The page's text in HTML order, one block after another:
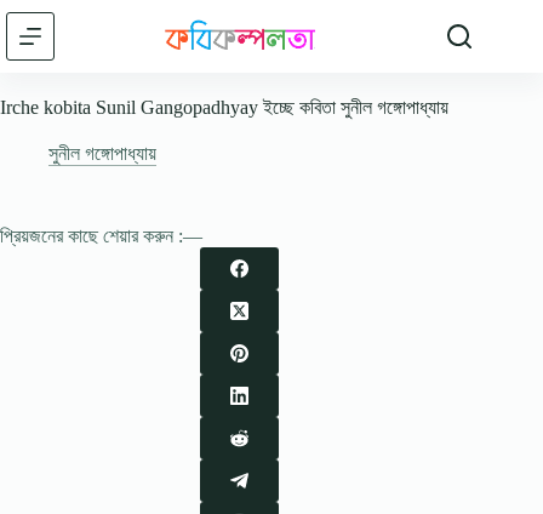
Skip
content
Irche kobita Sunil Gangopadhyay ইচ্ছে কবিতা সুনীল গঙ্গোপাধ্যায়
সুনীল গঙ্গোপাধ্যায়
প্রিয়জনের কাছে শেয়ার করুন :—